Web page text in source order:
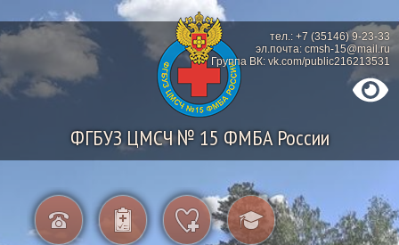
ФГБУЗ ЦМСЧ № 15 ФМБА России
тел.: +7 (35146) 9-23-33
эл.почта: cmsh-15@mail.ru
Группа ВК: vk.com/public216213531